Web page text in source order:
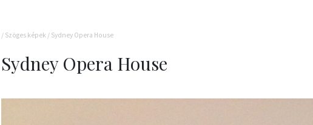
/ Szöges képek / Sydney Opera House
Sydney Opera House